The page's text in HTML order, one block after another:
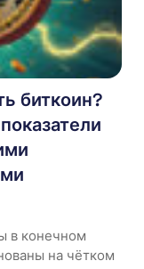
биткоин?
в конечном
на чётком